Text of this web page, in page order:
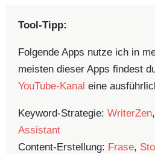
Tool-Tipp:
Folgende Apps nutze ich in
meisten dieser Apps findest
YouTube-Kanal eine
Keyword-Strategie: WriterZen,
Assistant
Content-Erstellung: Frase,